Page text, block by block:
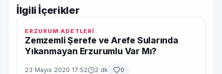
İlgili İçerikler
ERZURUM ADETLERİ
Zemzemli Şerefe ve Arefe Sularında
Yıkanmayan Erzurumlu Var Mı?
23 Mayıs 2020 17:52 2 dk 0